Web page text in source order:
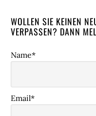
WOLLEN SIE KEINEN
VERPASSEN? DANN
Name*
Email*